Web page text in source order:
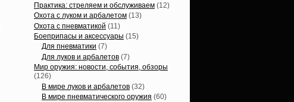
Практика: стреляем и обслуживаем (12)
Охота с луком и арбалетом (13)
Охота с пневматикой (11)
Боеприпасы и аксессуары (15)
Для пневматики (7)
Для луков и арбалетов (7)
Мир оружия: новости, события, обзоры
(126)
В мире луков и арбалетов (32)
В мире пневматического оружия (60)